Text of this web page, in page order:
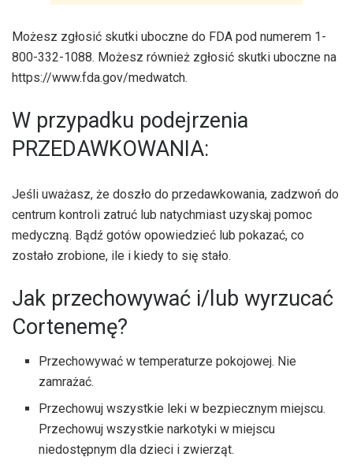
Możesz zgłosić skutki uboczne do FDA pod numerem 1-
800-332-1088. Możesz również zgłosić skutki uboczne na
https://www.fda.gov/medwatch.
W przypadku podejrzenia
PRZEDAWKOWANIA:
Jeśli uważasz, że doszło do przedawkowania, zadzwoń do
centrum kontroli zatruć lub natychmiast uzyskaj pomoc
medyczną. Bądź gotów opowiedzieć lub pokazać, co
zostało zrobione, ile i kiedy to się stało.
Jak przechowywać i/lub wyrzucać
Cortenemę?
Przechowywać w temperaturze pokojowej. Nie
zamrażać.
Przechowuj wszystkie leki w bezpiecznym miejscu.
Przechowuj wszystkie narkotyki w miejscu
niedostępnym dla dzieci i zwierząt.